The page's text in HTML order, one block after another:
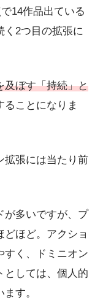
14作品出ている
く2つ目の拡張に
及ぼす「持続」と
ることになりま
拡張には当たり前
が多いですが、プ
ほど。アクショ
すく、ドミニオン
としては、個人的
す。